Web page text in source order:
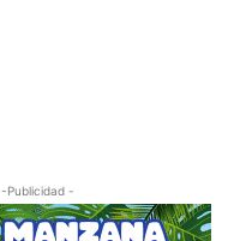
-Publicidad -